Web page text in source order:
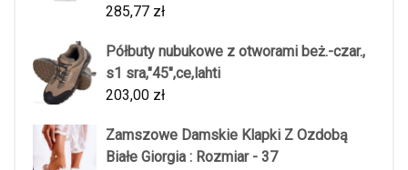
285,77 zł
Półbuty nubukowe z otworami beż.-czar.,
s1 sra,"45",ce,lahti
203,00 zł
Zamszowe Damskie Klapki Z Ozdobą
Białe Giorgia : Rozmiar - 37